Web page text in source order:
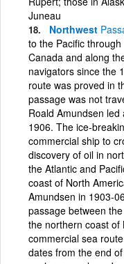
Juneau
Northwest
to the Pacific
Canada and along
navigators since the
route was proved in
passage was not
Roald Amundsen
1906. The ice-
commercial ship to
discovery of oil in
the Atlantic and
coast of North
Amundsen in 1903-
passage between
the northern coast of
commercial sea
dates from the end